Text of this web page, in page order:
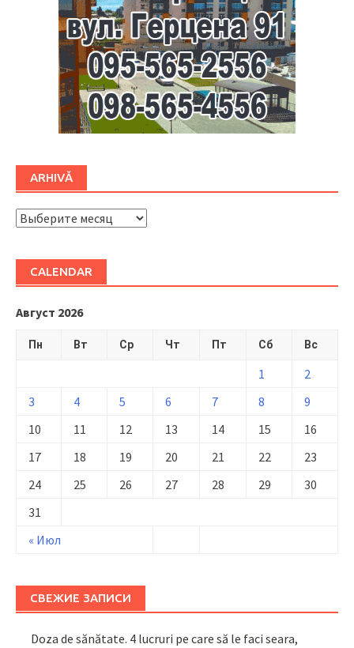
ARHIVĂ
ARHIVĂ
CALENDAR
Август 2026
Пн Вт Ср Чт Пт Сб Вс
« Июл
1
2
3
4 5 6 7 8
9
10
11 12 13 14 15
16
17
18 19 20 21 22
23
24
25 26 27 28 29
30
31
СВЕЖИЕ ЗАПИСИ
Doza de sănătate. 4 lucruri pe care să le faci seara,